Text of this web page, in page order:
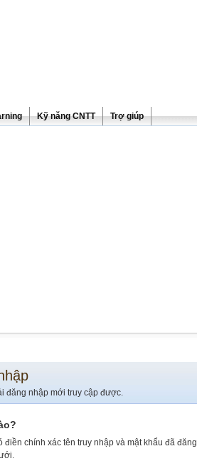
Kỹ năng CNTT Trợ giúp
đăng nhập mới truy cập được.
chính xác tên truy nhập và mật khẩu đã đăng